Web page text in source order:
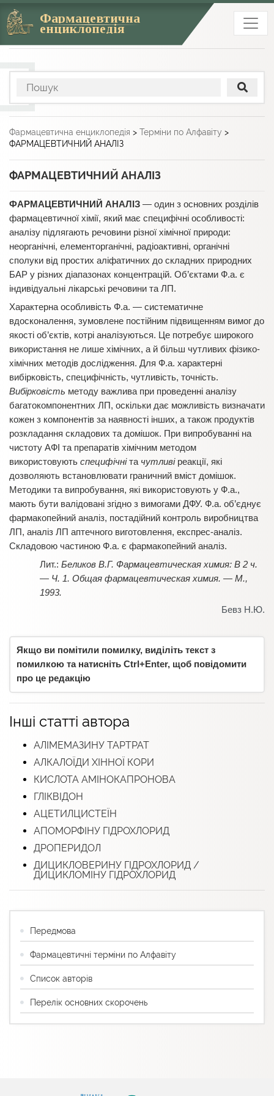
Фармацевтична
енциклопедія
Фармацевтична енциклопедія > Терміни по Алфавіту >
ФАРМАЦЕВТИЧНИЙ АНАЛІЗ
ФАРМАЦЕВТИЧНИЙ АНАЛІЗ
ФАРМАЦЕВТИЧНИЙ АНАЛІЗ — один з основних розділів
фармацевтичної хімії, який має специфічні особливості:
аналізу підлягають речовини різної хімічної природи:
неорганічні, елементорганічні, радіоактивні, органічні
сполуки від простих аліфатичних до складних природних
БАР у різних діапазонах концентрацій. Об’єктами Ф.а. є
індивідуальні лікарські речовини та ЛП.
Характерна особливість Ф.а. — систематичне
вдосконалення, зумовлене постійним підвищенням вимог до
якості об’єктів, котрі аналізуються. Це потребує широкого
використання не лише хімічних, а й більш чутливих фізико-
хімічних методів дослідження. Для Ф.а. характерні
вибірковість, специфічність, чутливість, точність.
Вибірковість методу важлива при проведенні аналізу
багатокомпонентних ЛП, оскільки дає можливість визначати
кожен з компонентів за наявності інших, а також продуктів
розкладання складових та домішок. При випробуванні на
чистоту АФІ та препаратів хімічним методом
використовують специфічніта чутливіреакції, які
дозволяють встановлювати граничний вміст домішок.
Методики та випробування, які використовують у Ф.а.,
мають бути валідовані згідно з вимогами ДФУ. Ф.а. об’єднує
фармакопейний аналіз, постадійний контроль виробництва
ЛП, аналіз ЛП аптечного виготовлення, експрес-аналіз.
Складовою частиною Ф.а. є фармакопейний аналіз.
Беликов В.Г. Фармацевтическая химия: В 2 ч.
— Ч. 1. Общая фармацевтическая химия. — М.,
1993.
Бевз Н.Ю.
Якщо ви помітили помилку, виділіть текст з
помилкою та натисніть Ctrl+Enter, щоб повідомити
про це редакцію
Інші статті автора
АЛІМЕМАЗИНУ ТАРТРАТ
АЛКАЛОЇДИ ХІННОЇ КОРИ
КИСЛОТА АМІНОКАПРОНОВА
ГЛІКВІДОН
АЦЕТИЛЦИСТЕЇН
АПОМОРФІНУ ГІДРОХЛОРИД
ДРОПЕРИДОЛ
ДИЦИКЛОВЕРИНУ ГІДРОХЛОРИД /
ДИЦИКЛОМІНУ ГІДРОХЛОРИД
Передмова
Фармацевтичні терміни по Алфавіту
Список авторів
Перелік основних скорочень